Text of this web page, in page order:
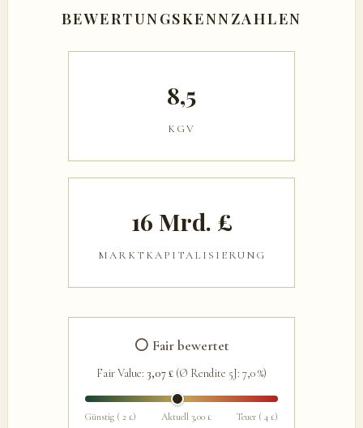
BEWERTUNGSKENNZAHLEN
8,5
KGV
16 Mrd. £
MARKTKAPITALISIERUNG
⚪ Fair bewertet
Fair Value: 3,07 £ (Ø Rendite 5J: 7,0 %)
Günstig ( 2 £) Aktuell 3,00 £ Teuer ( 4 £)